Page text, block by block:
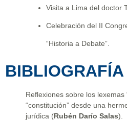
Visita a Lima del doctor
Celebración del II
“Historia a Debate”.
BIBLIOGRAFÍA
Reflexiones sobre los lexemas
“constitución” desde una
jurídica (Rubén Darío Salas).